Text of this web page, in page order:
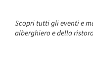
Scopri tutti gli eventi e
alberghiero e della